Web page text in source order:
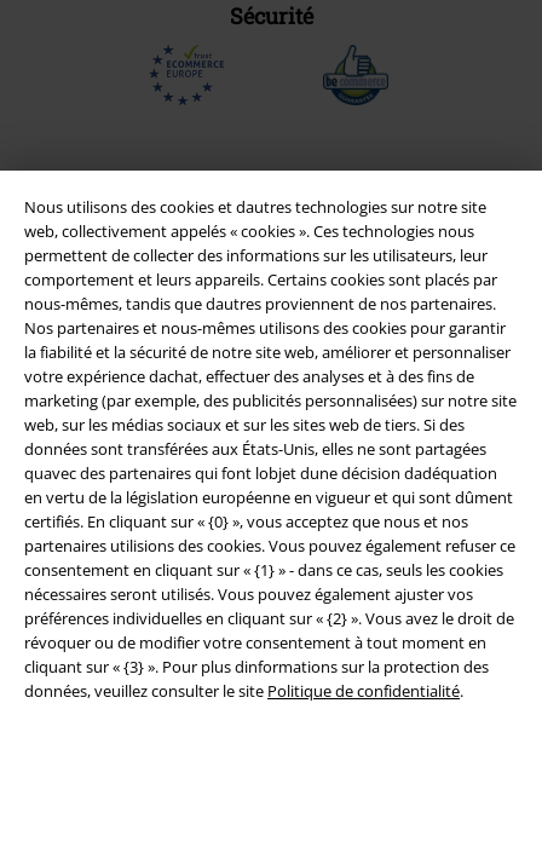
Nous utilisons des cookies et dautres technologies sur notre site
web, collectivement appelés « cookies ». Ces technologies nous
permettent de collecter des informations sur les utilisateurs, leur
comportement et leurs appareils. Certains cookies sont placés par
nous-mêmes, tandis que dautres proviennent de nos partenaires.
Nos partenaires et nous-mêmes utilisons des cookies pour garantir
la fiabilité et la sécurité de notre site web, améliorer et personnaliser
votre expérience dachat, effectuer des analyses et à des fins de
marketing (par exemple, des publicités personnalisées) sur notre site
web, sur les médias sociaux et sur les sites web de tiers. Si des
données sont transférées aux États-Unis, elles ne sont partagées
quavec des partenaires qui font lobjet dune décision dadéquation
en vertu de la législation européenne en vigueur et qui sont dûment
certifiés. En cliquant sur « {0} », vous acceptez que nous et nos
partenaires utilisions des cookies. Vous pouvez également refuser ce
consentement en cliquant sur « {1} » - dans ce cas, seuls les cookies
nécessaires seront utilisés. Vous pouvez également ajuster vos
préférences individuelles en cliquant sur « {2} ». Vous avez le droit de
révoquer ou de modifier votre consentement à tout moment en
cliquant sur « {3} ». Pour plus dinformations sur la protection des
données, veuillez consulter le site Politique de confidentialité.
Sécurité
Légal
Conditions générales
Éditeur
Clauses de confidentialité
Élimination des déchets et protection de l'environnement
Déclaration de Conformité
Informations sur l'accessibilité